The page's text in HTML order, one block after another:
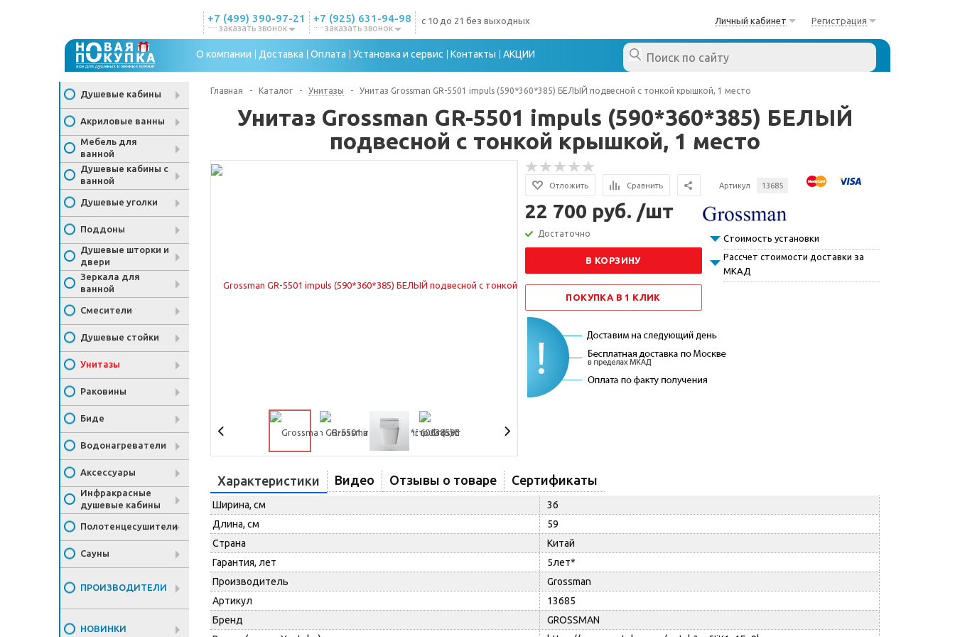
+7 (499) 390-97-21
заказать звонок
+7 (925) 631-94-98
заказать звонок
с 10 до 21 без выходных Личный кабинет Регистрация
О компании Доставка Оплата Установка и сервис Контакты АКЦИИ
Душевые кабины
Акриловые ванны
Мебель для
ванной
Душевые кабины с
ванной
Душевые уголки
Поддоны
Душевые шторки и
двери
Зеркала для
ванной
Смесители
Душевые стойки
Унитазы
Раковины
Биде
Водонагреватели
Аксессуары
Инфракрасные
душевые кабины
Полотенцесушители
Сауны
ПРОИЗВОДИТЕЛИ
НОВИНКИ
Главная - Каталог - Унитазы - Унитаз Grossman GR-5501 impuls (590*360*385) БЕЛЫЙ подвесной с тонкой крышкой, 1 место
Унитаз Grossman GR-5501 impuls (590*360*385) БЕЛЫЙ
подвесной с тонкой крышкой, 1 место
Отложить Сравнить Артикул 13685
22 700 руб. /шт
Достаточно
В КОРЗИНУ
ПОКУПКА В 1 КЛИК
Стоимость установки
Рассчет стоимости доставки за
МКАД
Характеристики Видео Отзывы о товаре Сертификаты
Ширина, см
36
Длина, см
59
Страна
Китай
Гарантия, лет
5лет*
Производитель
Grossman
Артикул
13685
Бренд
GROSSMAN